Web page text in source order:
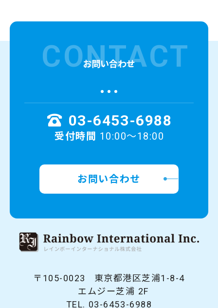
CONTACT
お問い合わせ
03-6453-6988
受付時間 10:00～18:00
お問い合わせ
105-0023
東京都港区芝浦1-8-4
エムジー芝浦 2F
03-6453-6988